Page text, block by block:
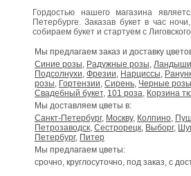
Гордостью нашего магазина
Петербурге. Заказав букет в час
собираем букет и стартуем с
Мы предлагаем заказ и доставку
Синие розы, Радужные розы, Ландыши
Подсолнухи, Фрезии, Нарциссы,
розы, Гортензии, Сирень, Черные розы
Свадебный букет, 101 роза, Корзина
Мы доставляем цветы в:
Санкт-Петербург, Москву, Колпино,
Петрозаводск, Сестрорецк, Выборг,
Петербург, Питер
Мы предлагаем цветы:
срочно, круглосуточно, под заказ, с